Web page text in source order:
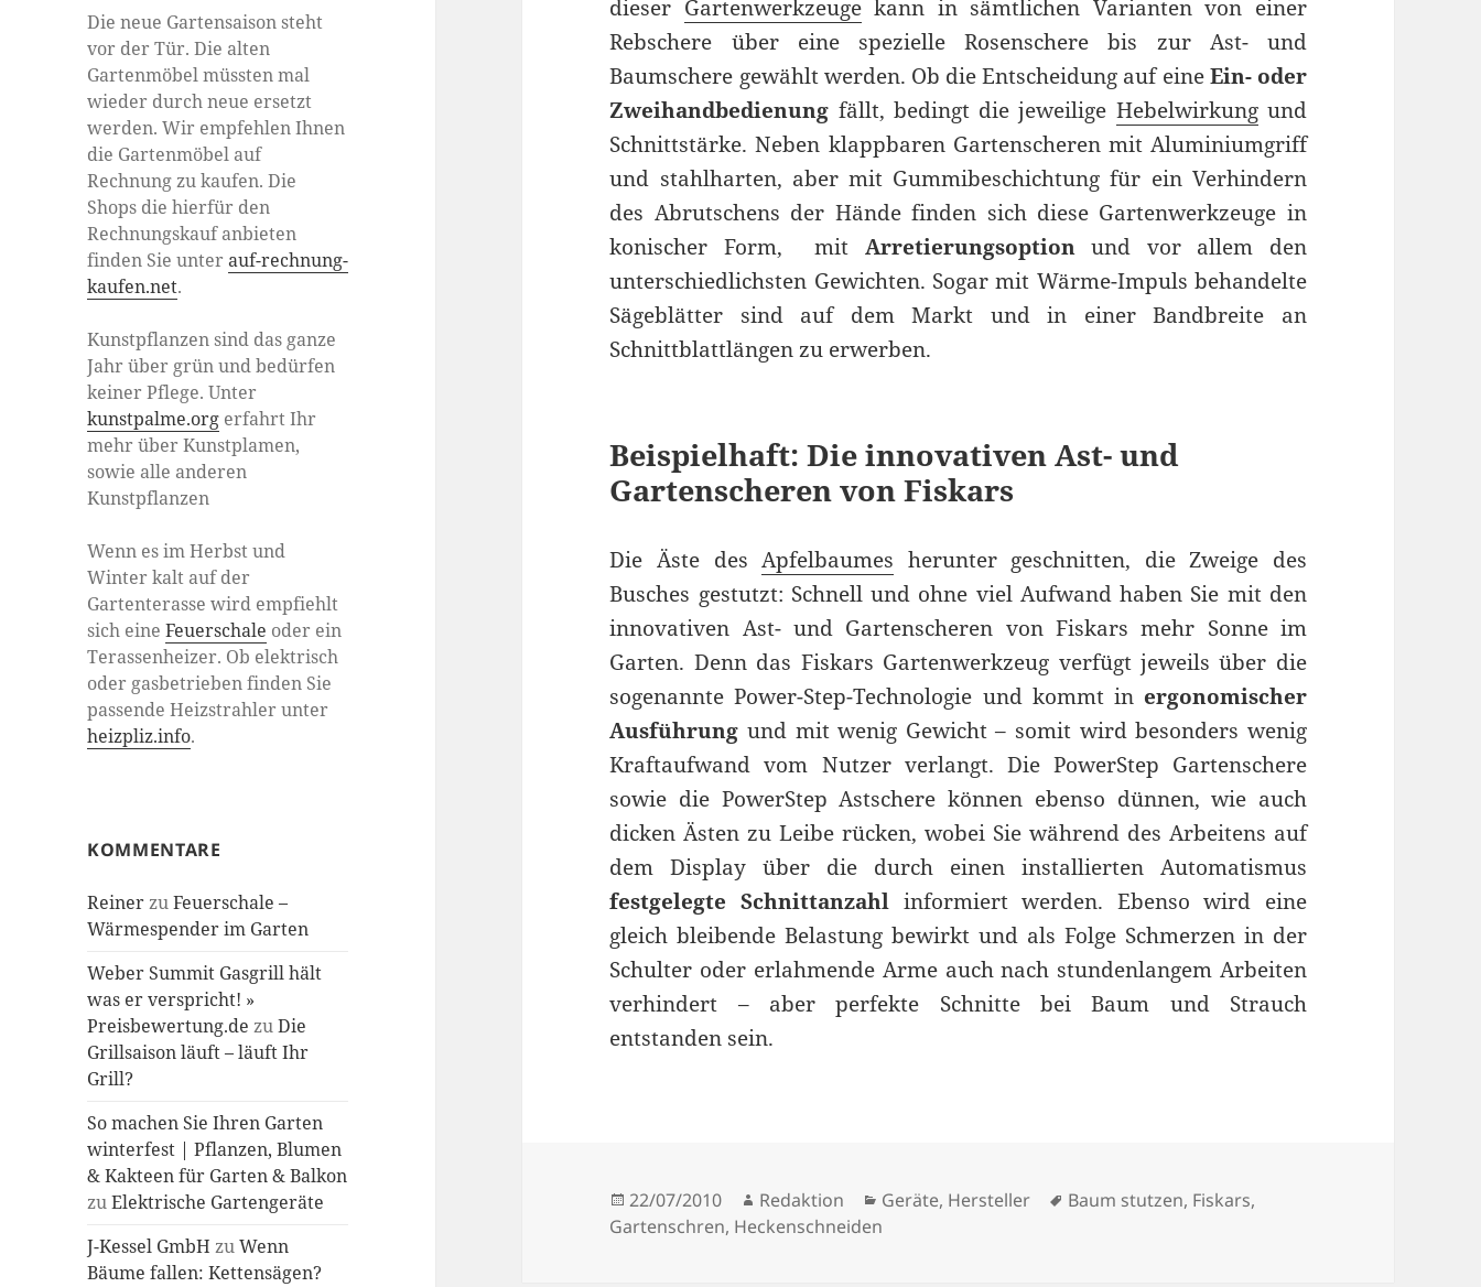
Die neue Gartensaison steht
vor der Tür. Die alten
Gartenmöbel müssten mal
wieder durch neue ersetzt
werden. Wir empfehlen Ihnen
die Gartenmöbel auf
Rechnung zu kaufen. Die
Shops die hierfür den
Rechnungskauf anbieten
finden Sie unterauf-rechnung-
kaufen.net.
Kunstpflanzen sind das ganze
Jahr über grün und bedürfen
keiner Pflege. Unter
kunstpalme.org erfahrt Ihr
mehr über Kunstplamen,
sowie alle anderen
Kunstpflanzen
Wenn es im Herbst und
Winter kalt auf der
Gartenterasse wird empfiehlt
sich eineFeuerschale oder ein
Terassenheizer. Ob elektrisch
oder gasbetrieben finden Sie
passende Heizstrahler unter
heizpliz.info.
KOMMENTARE
ReinerzuFeuerschale –
Wärmespender im Garten
Weber Summit Gasgrill hält
was er verspricht! »
Preisbewertung.de zuDie
Grillsaison läuft – läuft Ihr
Grill?
So machen Sie Ihren Garten
winterfest | Pflanzen, Blumen
& Kakteen für Garten & Balkon
zuElektrische Gartengeräte
J-Kessel GmbH zuWenn
Bäume fallen: Kettensägen?
dieser Gartenwerkzeugekann in sämtlichen Varianten von einer
Rebschere über eine spezielle Rosenschere bis zur Ast- und
Baumschere gewählt werden. Ob die Entscheidung auf eineEin- oder
Zweihandbedienung fällt, bedingt die jeweilige Hebelwirkungund
Schnittstärke. Neben klappbaren Gartenscheren mit Aluminiumgriff
und stahlharten, aber mit Gummibeschichtung für ein Verhindern
des Abrutschens der Hände finden sich diese Gartenwerkzeuge in
konischer Form, mit Arretierungsoptionund vor allem den
unterschiedlichsten Gewichten. Sogar mit Wärme-Impuls behandelte
Sägeblätter sind auf dem Markt und in einer Bandbreite an
Schnittblattlängen zu erwerben.
Beispielhaft: Die innovativen Ast- und
Gartenscheren von Fiskars
Die Äste desApfelbaumes herunter geschnitten, die Zweige des
Busches gestutzt: Schnell und ohne viel Aufwand haben Sie mit den
innovativen Ast- und Gartenscheren von Fiskars mehr Sonne im
Garten. Denn das Fiskars Gartenwerkzeug verfügt jeweils über die
sogenannte Power-Step-Technologie und kommt in ergonomischer
Ausführung und mit wenig Gewicht – somit wird besonders wenig
Kraftaufwand vom Nutzer verlangt. Die PowerStep Gartenschere
sowie die PowerStep Astschere können ebenso dünnen, wie auch
dicken Ästen zu Leibe rücken, wobei Sie während des Arbeitens auf
dem Display über die durch einen installierten Automatismus
festgelegte Schnittanzahl informiert werden. Ebenso wird eine
gleich bleibende Belastung bewirkt und als Folge Schmerzen in der
Schulter oder erlahmende Arme auch nach stundenlangem Arbeiten
verhindert – aber perfekte Schnitte bei Baum und Strauch
entstanden sein.
Veröffentlicht
am
22/07/2010 Autor
Redaktion Kategorien
Geräte, Hersteller Schlagwörter
Baum stutzen, Fiskars,
Gartenschren, Heckenschneiden